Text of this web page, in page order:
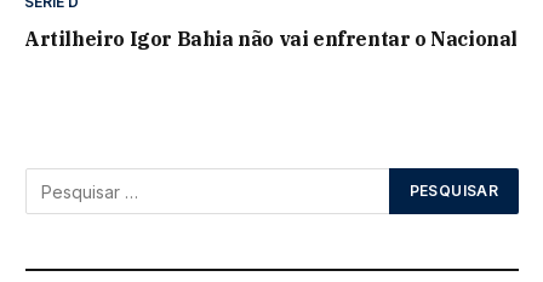
Artilheiro Igor Bahia não vai enfrentar o Nacional